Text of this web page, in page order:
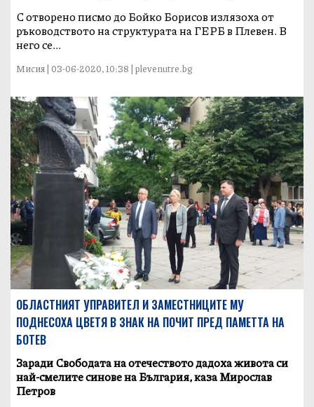
С отворено писмо до Бойко Борисов излязоха от
ръководството на структурата на ГЕРБ в Плевен. В
него се...
Мисия | 03-06-2020, 10:38 | plevenutre.bg
ОБЛАСТНИЯТ УПРАВИТЕЛ И ЗАМЕСТНИЦИТЕ МУ
ПОДНЕСОХА ЦВЕТЯ В ЗНАК НА ПОЧИТ ПРЕД ПАМЕТТА НА
БОТЕВ
Заради Свободата на отечеството дадоха живота си
най-смелите синове на България, каза Мирослав
Петров